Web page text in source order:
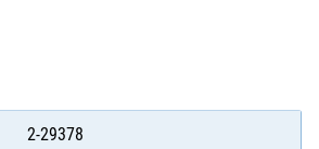
2-29378